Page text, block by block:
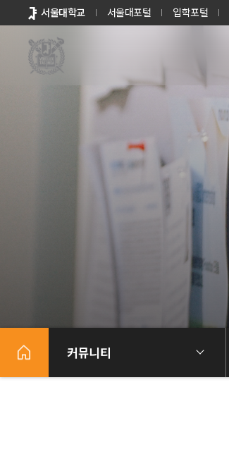
바로가기
메뉴
서울대학교 서울대포털 입학포털
커뮤니티